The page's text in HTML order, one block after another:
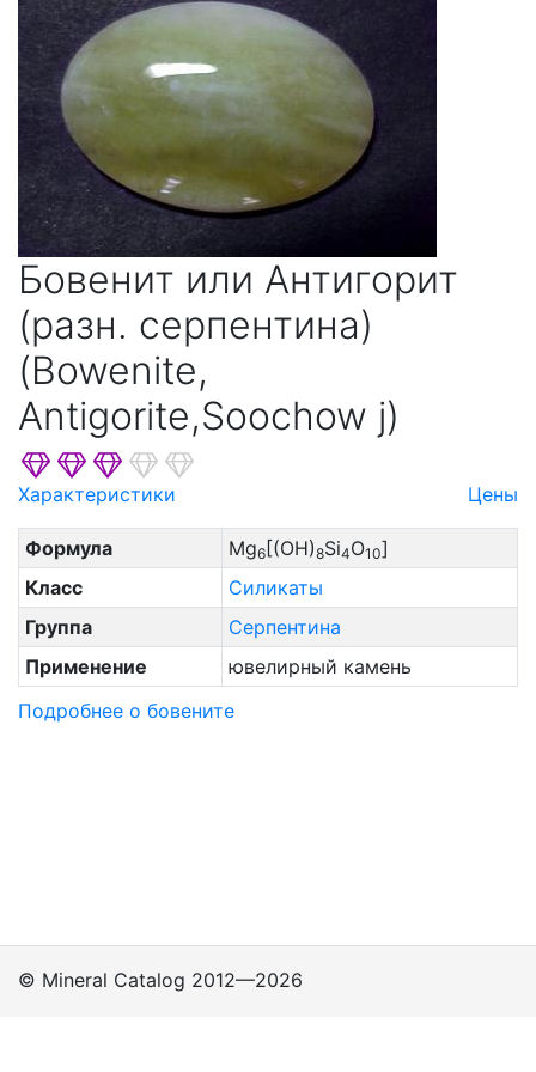
Кварца
Марказита
Оливина
Пирита
Пироксенов
Пироксеноидов
Платины
Полевых Шпатов
Рутила
Садалита И Фельдшпатоидов
Скаполита
Слюд
Содалита И Фельдшпатоидов
Сфалерита
Турмалина
Углерод
Фельдшпатоидов
Бовенит или Антигорит
(разн. серпентина)
(Bowenite,
Antigorite,Soochow j)
Характеристики Цены
Формула Mg6[(OH)8Si4O10]
Класс
Силикаты
Группа
Серпентина
Применение
ювелирный камень
Подробнее о бовените
© Mineral Catalog 2012—2026